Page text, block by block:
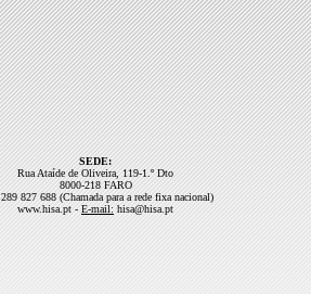
SEDE:
Rua Ataíde de Oliveira, 119-1.º Dto
8000-218 FARO
289 827 688 (Chamada para a rede fixa nacional)
www.hisa.pt - E-mail: hisa@hisa.pt